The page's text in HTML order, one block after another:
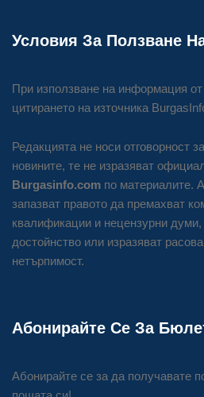
Условия За Ползване
При използване на информация от
цитирането на източника
Редакцията не носи отговорност
новините, те не изразяват
Burgasinfo.com по материалите.
запазват правото да премахват
квалификации и нецензурни
достойнство или изразяват
нетърпимост.
Абонирайте Се За
Абонирайте се за да получавате